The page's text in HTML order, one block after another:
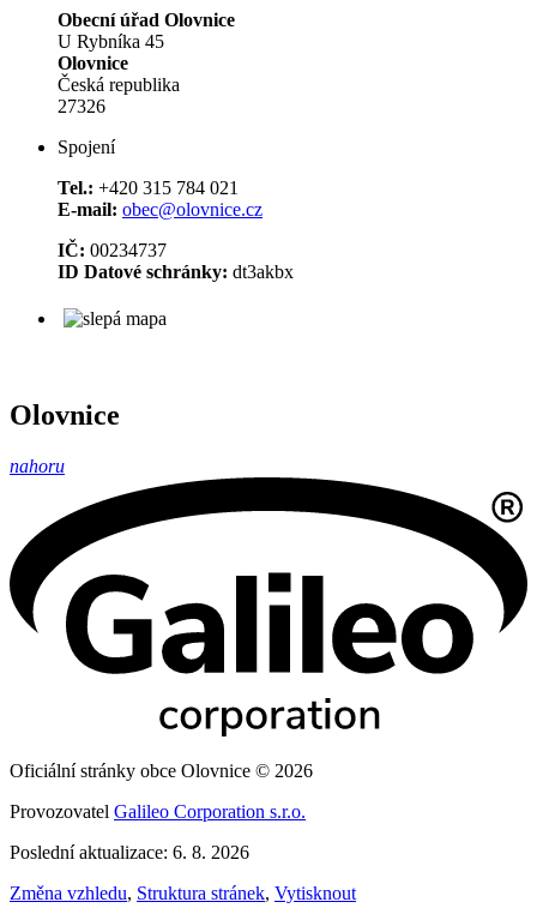
Obecní úřad Olovnice
U Rybníka 45
Olovnice
Česká republika
27326
Spojení
Tel.: +420 315 784 021
E-mail: obec@olovnice.cz
IČ: 00234737
ID Datové schránky: dt3akbx
Olovnice
nahoru
Oficiální stránky obce Olovnice © 2026
Provozovatel Galileo Corporation s.r.o.
Poslední aktualizace: 6. 8. 2026
Změna vzhledu, Struktura stránek, Vytisknout